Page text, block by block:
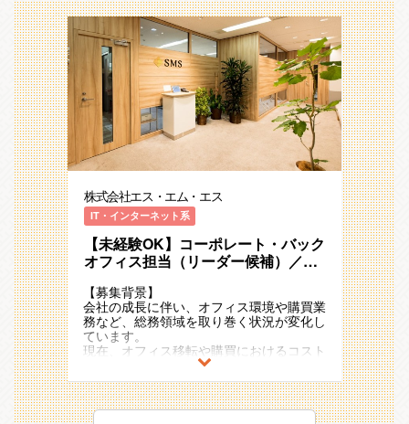
・複数の業務で成果を出し続けた上で、マ
ネージャとして後輩の育成・マネジメント
に携わっていただく。
・部内の他グループ（経理財務・事業支
援・海外子会社管理）へ異動し経理として
の経験を積んでいく。
【全社横断的なキャリアパス】
財務企画部に固定されるわけではなく、柔
軟かつ豊富なキャリアパスが存在します。
・経営企画部門など他のコーポレート部門
・事業部への役割拡張（事業側の経営管理
責任者等）
＜入社後の流れ＞
入社後は全体研修を実施し、会社の理念や
事業内容、各種制度について説明します。
でキャッチアップを進めていただきます。
即戦力としてご活躍いただけるよう、必要
に応じてサポートしますので、不明点や困
りごとは気軽に相談できる環境です。
■勤務場所
・記載の勤務場所および会社の指定する場
所とする
み など
※上記業務を遂行するのに必要な業務理解
のため、日常業務（受注・売上の承認（エ
ビデンス確認）・請求書発行・入金業務な
ど）も実施頂きます。
これまでのご経験やご志向を伺いなが
ら、役割を柔軟に調整させて頂きます。
＜仕事のやりがい・働く魅力＞
【成長企業における業務経験】
成長企業ならではの変化に富んだ環境にお
ことができます。
【多種多様なサービス対応】
様々なサービスがあり、それぞれ得意先の
傾向や用いる収益認識基準などが異なるた
め、1企業に所属しながら多くの経験を積
むことができます。
【事業貢献】
事業に直接繋がる業務を行っているため、
改善・効率化の成果がダイレクトに事業側
の改善・効率化へ繋がり、貢献実感が得ら
れやすいです。
＜将来のキャリアパス＞
同社は一人ひとりの志向や適性を重視して
共にキャリアを築くことを目指しており、
専門職から管理職、さらには異業種への挑
チャレンジ機会・成長機会があります
・グループ・グローバル視野での成長に伴
う様々な人事領域のチャレンジ機会・成長
機会があります
・事業とも密接に連携するため、会社・事
業の成長を支えているといった手触り感が
あります
・3,000人規模の従業員を支えるプロセス
の構築・運用と海外労務の両方を経験する
ことができます
・将来的には労務領域にとどまらず、人事
制度企画やHRBP等の他人事領域に挑戦す
＜将来のキャリアパス＞
同社は一人ひとりの志向や適性を重視して
共にキャリアを築くことを目指しており、
専門職から管理職、さらには異業種への挑
戦まで、多様なキャリアプランを実現する
ことが可能です。
また、介護・障害福祉事業者向けの
SaaS、ヘルスケア、シニアライフ、海外
事業など、
幅広い領域でBtoB/BtoCの事業を展開して
おり、その数は40を超えます。
ルや事業フェーズに挑戦し、自分らしいキ
ャリアを築くことができます。
■購買支援グループの概要
・カイポケ経営支援サービスの中で、モノ
（サービス）の調達面で事業経営を支える
グループです
・各種メーカーと交渉し集中購買を行い、
介護・障害福祉事業者の運営に必要なモノ
（サービス）を安価に提供を行う事で事業
者の経営支援を行っています。
・レンタルモバイル事業、レンタルタブレ
ット事業を始めとして、現在8商材を扱っ
ています。
■取り扱い商材
・レンタルモバイル、レンタルタブレット
など8商材
■メンバー構成
・セールス担当
・カスタマーサクセス担当
・ミドルバックオフィス担当 ★今回の募
集ポジションです
＜仕事内容＞
モバイル・タブレット部門の運営事務に関
連する幅広い事務業務を担当いただきま
す。
人事未経験からの入社やキャリア事業の営
業職からの異動も多く、固定概念にとらわ
れずに新しい施策や改善をPDCAを回しな
がら取り組んでいます。
今回は、その中でも新卒採用支援グループ
において、リーダー/マネージャー候補と
して配属を予定しております。
※ご経験やご能力によっては、そのほかの
人事組織での業務をお任せする可能性もご
ざいます
＜仕事内容＞
新卒採用活動全般をメイン業務として、経
営戦略・事業戦略とリンクさせながら採用
戦略を立案・推進をしていただきます。
＜具体的には＞
ス責任者）
‐言われた要件で採用するのではなく、
事業戦略や組織課題を把握したうえで、採
用要件定義を行って頂きます。そのため、
事業戦略の理解/採用マーケットの理解が
・採用戦略の策定/運用
‐まずは母集団形成に注力し、新卒採用
ならではの幅広い採用チャネルである、人
今回の配属部署は、経営管理本部の直下の
財務企画部に属する販管経理第一グループ
です。
■経営管理本部について
事業数・事業責任者が多数存在している中
で、経営陣の意向も汲み取りつつ、①エ
ス･エム･エスグループ全体の経営サポー
ト、②個別事業の運営サポートの２つを行
うことが経営管理本部のミッションです。
あります。
（１）販管経理第一グループ・・・エス・
エム・エスの基幹事業に関する債権管理・
請求書発行・事業ごとのプロセス設計・運
用を担う
（２）販管経理第二グループ・・・SaaS
得意先対応のプロセス設計・運用を担う
（３）経理財務グループ・・・経理財務業
務及び会社横断のプロセス設計・運用を担
う
（４）事業支援グループ・・・主たる事業
である人材紹介サービスを始め、様々な事
業の推進をサポートしつつ、バックオフィ
スと事業の連携業務を担う
（５）海外子会社管理グループ・・・海外
ジネスモデルを展開しています 。
超高齢社会に突入したことで多くの社会課
題が発生していますが、人々のニーズや関
心の高まりをビジネスチャンスとして捉
え、
「高齢社会×情報」を切り口に「医療」
「介護/障害福祉」「ヘルスケア」「シニ
アライフ」領域で、40以上のサービスを
運営しています。
例）介護事業者向け業界特化型SaaS、
ICTを活用した生活習慣病重症化予防のリ
医療介護従事者向け専門情報コミュニティ
サイトやキャリア支援
2011年の東証一部（現：プライム）上場
後も国内外で新規事業の創出をさらに加速
させており、
20期連続で増収増益のメガベンチャー企
業として存在感を強めています。
また、アジア・ヨーロッパ・オセアニアな
ど海外17ヵ国でも事業を展開しており、
今後も日本国内に留まらず既存事業の拡
大・成長と新規事業の開発を加速度的に進
＜配属部署＞
今回の配属部署は、経営管理本部の直下の
株式会社エス・エム・エス
IT・インターネット系
【未経験OK】コーポレート・バック
オフィス担当（リーダー候補）／プ
買領域
【募集背景】
会社の成長に伴い、オフィス環境や購買業
務など、総務領域を取り巻く状況が変化し
ています。
現在、オフィス移転や購買におけるコスト
削減などの課題に加え、近しい領域におけ
る変革や新たな検討事項が増えています。
そのため、特定の業務をこなすだけでな
く、総務をはじめとする全社に関連するあ